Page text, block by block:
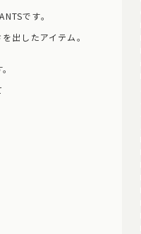
です。
出したアイテム。